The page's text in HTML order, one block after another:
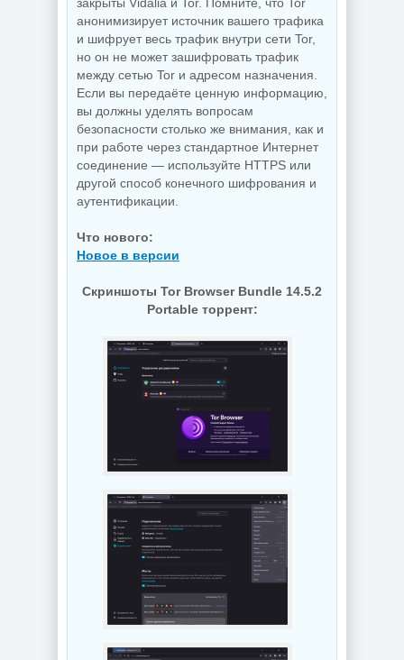
анонимизирует источник вашего трафика
и шифрует весь трафик внутри сети Tor,
но он не может зашифровать трафик
между сетью Tor и адресом назначения.
Если вы передаёте ценную информацию,
вы должны уделять вопросам
безопасности столько же внимания, как и
при работе через стандартное Интернет
соединение — используйте HTTPS или
другой способ конечного шифрования и
аутентификации.
Что нового:
Новое в версии
Скриншоты Tor Browser Bundle 14.5.2
Portable торрент: